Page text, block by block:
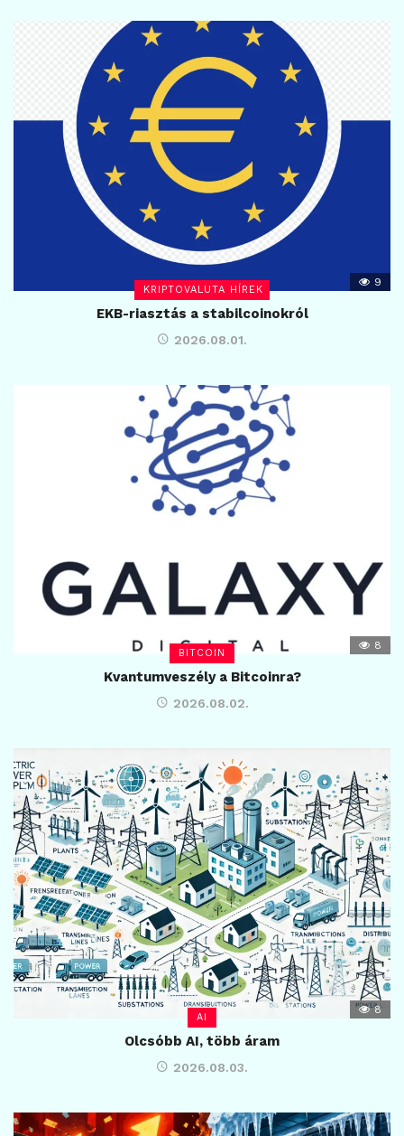
KRIPTOVALUTA HÍREK
9
EKB-riasztás a stabilcoinokról
2026.08.01.
BITCOIN
8
Kvantumveszély a Bitcoinra?
2026.08.02.
AI
8
Olcsóbb AI, több áram
2026.08.03.